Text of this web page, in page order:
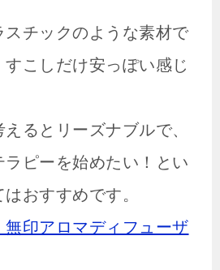
スチックのような素材で
こしだけ安っぽい感じ
るとリーズナブルで、
ラピーを始めたい！とい
おすすめです。
無印アロマディフューザ